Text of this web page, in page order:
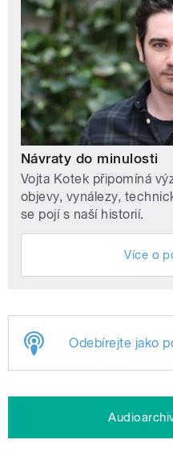
Návraty do minulosti
Vojta Kotek připomíná
objevy, vynálezy,
se pojí s naší historií.
Více o
Odebírejte jako